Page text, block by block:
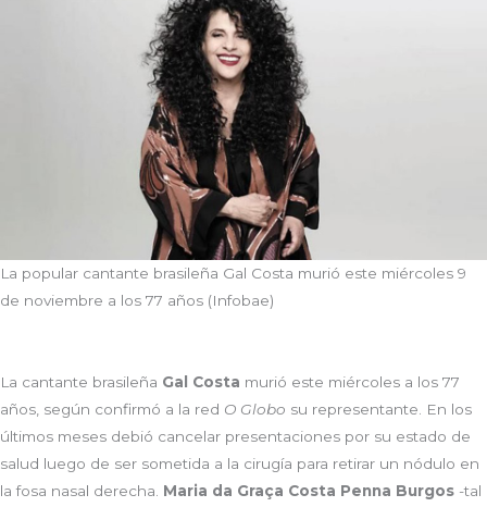
La popular cantante brasileña Gal Costa murió este miércoles 9
de noviembre a los 77 años (Infobae)
La cantante brasileña Gal Costa murió este miércoles a los 77
años, según confirmó a la red O Globo su representante. En los
últimos meses debió cancelar presentaciones por su estado de
salud luego de ser sometida a la cirugía para retirar un nódulo en
la fosa nasal derecha. Maria da Graça Costa Penna Burgos -tal